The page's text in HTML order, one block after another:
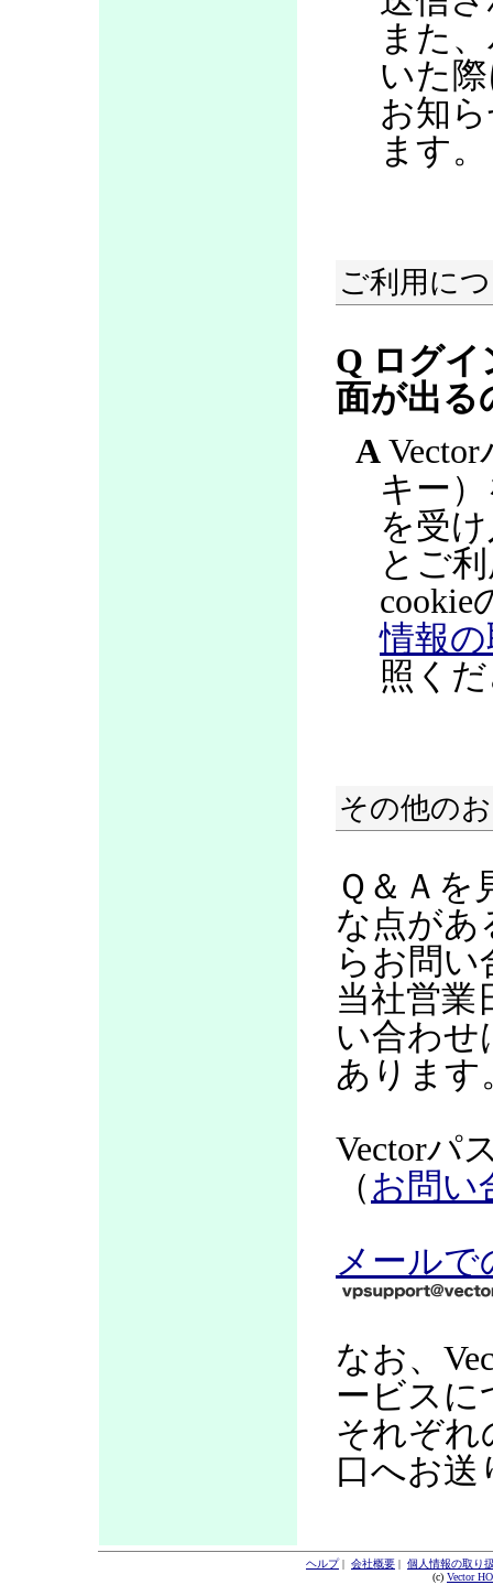
また
いた
お知
ます。
ご利用に
Q ログ
面が出る
A
キー
を受
とご
cookie
情報
照く
その他の
Ｑ＆Ａを
な点があ
らお問い
当社営業
い合わせ
あります
Vectorパ
（ お問い
メール
なお、
ービスに
それぞれ
口へお送
ヘルプ| 会社概要 | 個人情報の取り
(c) Vector